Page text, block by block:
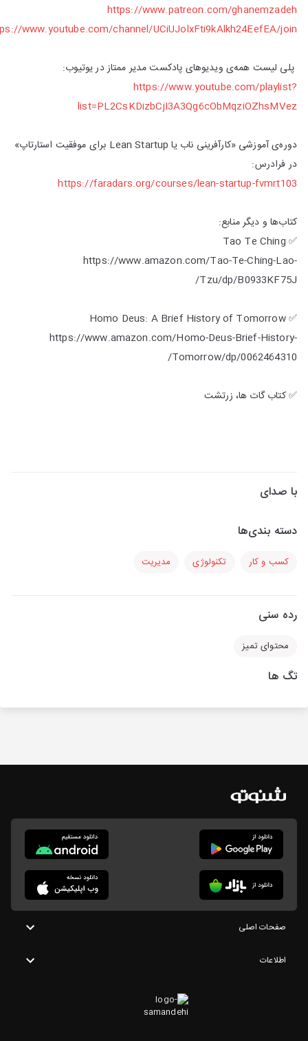
https://www.patreon.com/ghanemzadeh
www.youtube.com/channel/UCiUJolxFti9kAlkh24EefEA/join
پلی لیست همه‌ی ویدیوهای پادکست مدیر ممتاز در یوتیوب:
https://www.youtube.com/playlist?
list=PL2CsKDizbCjI3A3Qg6cObMqziOZhsMVez
دوره‌ی آموزشی «کارآفرینی ناب یا Lean Startup برای موفقیت استارتاپ»
در فرادرس:
https://faradars.org/courses/lean-startup-fvmrt103
کتاب‌ها و دیگر منابع:
✅ Tao Te Ching
https://www.amazon.com/Tao-Te-Ching-Lao-
Tzu/dp/B0933KF75J/
✅ Homo Deus: A Brief History of Tomorrow
https://www.amazon.com/Homo-Deus-Brief-History-
Tomorrow/dp/0062464310/
✅ کتاب گات ها، زرتشت
با صدای
دسته بندی‌ها
کسب و کار تکنولوژی مدیریت
رده سنی
محتوای تمیز
تگ ها
صفحات اصلی
اطلاعات